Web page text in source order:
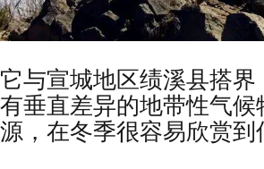
它与宣城地区绩溪县搭
有垂直差异的地带性气
源，在冬季很容易欣赏